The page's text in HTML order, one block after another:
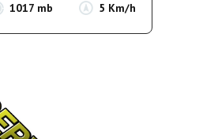
1017 mb 5 Km/h